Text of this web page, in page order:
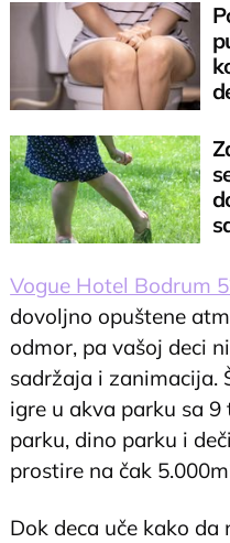
Vogue Hotel Bodrum
dovoljno opuštene
odmor, pa vašoj deci
sadržaja i zanimacija.
igre u akva parku sa
parku, dino parku i
prostire na čak
Dok deca uče kako